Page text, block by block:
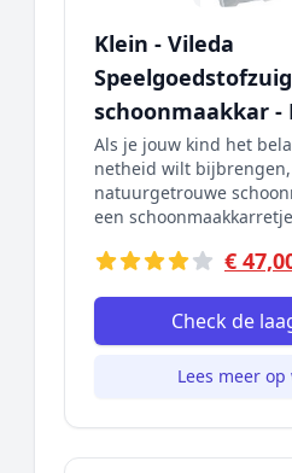
Klein - Vileda
schoonmaakkar -
Als je jouw kind het
netheid wilt
natuurgetrouwe
een
€
Check de
Lees meer